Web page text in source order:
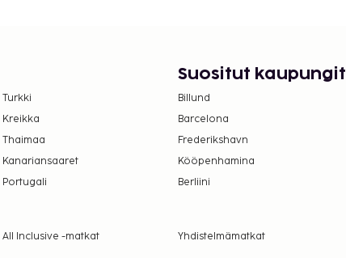
Turkki
Kreikka
Thaimaa
Kanariansaaret
Portugali
Suositut kaupungit
Billund
Barcelona
Frederikshavn
Kööpenhamina
Berliini
All Inclusive -matkat Yhdistelmämatkat